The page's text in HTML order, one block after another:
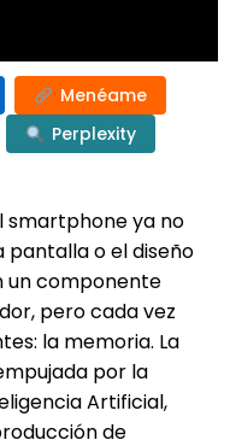
Menéame
Perplexity
smartphone ya no
pantalla o el diseño
un componente
pero cada vez
la memoria. La
por la
Artificial,
de